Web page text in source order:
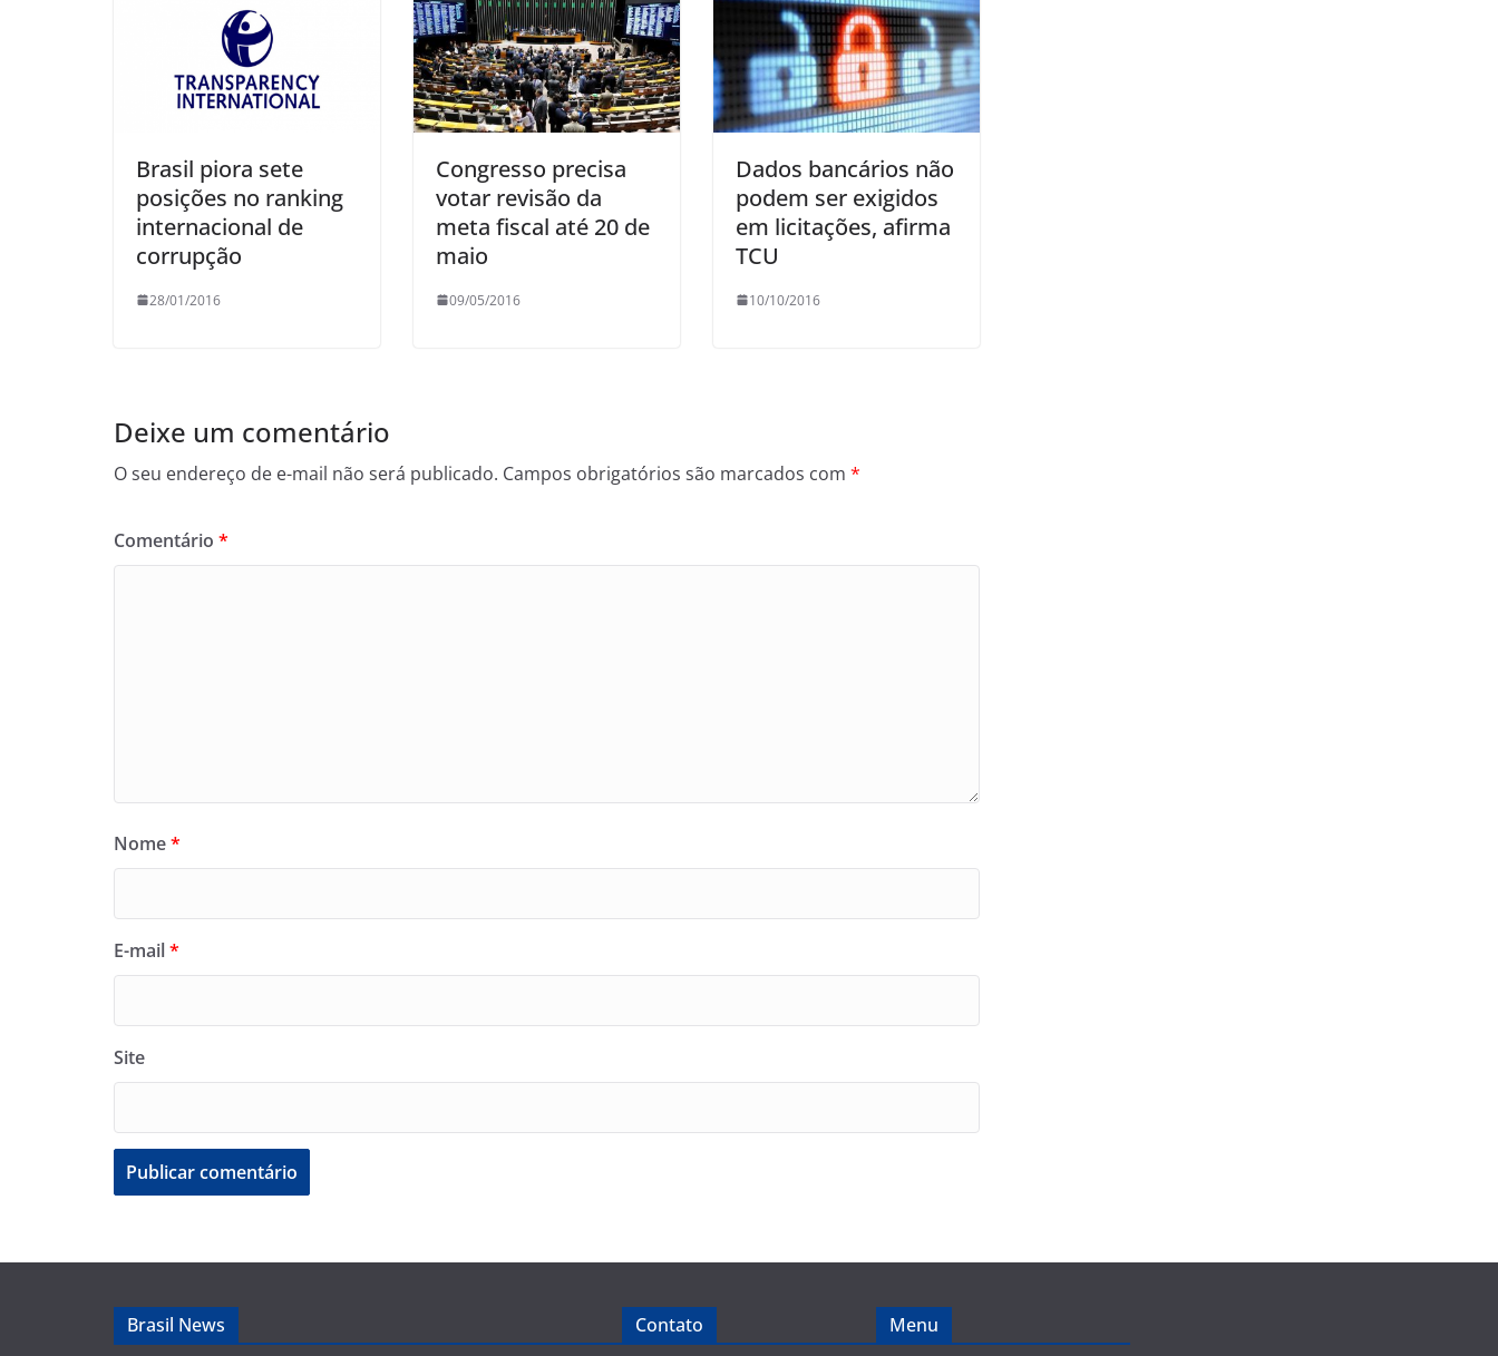
Brasil piora sete
posições no ranking
internacional de
corrupção
28/01/2016
Congresso precisa
votar revisão da
meta fiscal até 20 de
maio
09/05/2016
Dados bancários não
podem ser exigidos
em licitações, afirma
TCU
10/10/2016
Deixe um comentário
O seu endereço de e-mail não será publicado. Campos obrigatórios são marcados com *
Comentário *
Nome*
E-mail*
Site
Brasil News Contato Menu